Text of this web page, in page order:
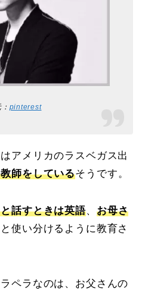
pinterest
アメリカのラスベガス出
師をしているそうです。
話すときは英語、 お母さ
使い分けるように教育さ
ペラなのは、お父さんの